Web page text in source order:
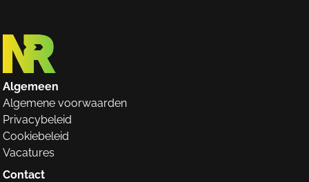
Algemeen
Algemene voorwaarden
Privacybeleid
Cookiebeleid
Vacatures
Contact